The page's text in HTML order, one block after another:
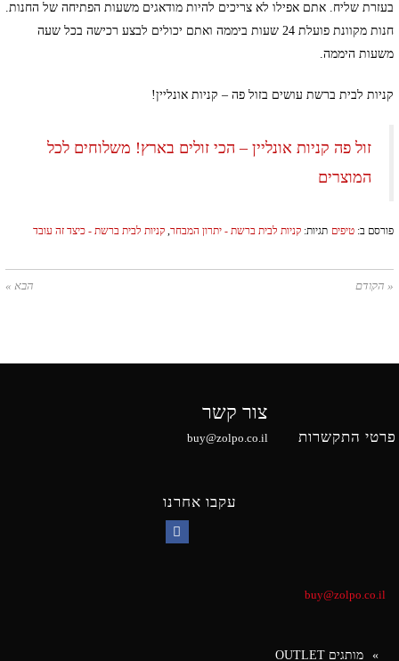
בעזרת שליח. אתם אפילו לא צריכים להיות מודאגים משעות הפתיחה של החנות.
חנות מקוונת פועלת 24 שעות ביממה ואתם יכולים לבצע רכישה בכל שעה
משעות היממה.
קניות לבית ברשת עושים בזול פה – קניות אונליין!
זול פה קניות אונליין – הכי זולים בארץ! משלוחים לכל
המוצרים
פורסם ב: טיפים תגיות: קניות לבית ברשת - יתרון המבחר, קניות לבית ברשת - כיצד זה עובד
« הקודם הבא »
פרטי התקשרות
צור קשר
buy@zolpo.co.il
עקבו אחרנו
buy@zolpo.co.il
מותגים OUTLET